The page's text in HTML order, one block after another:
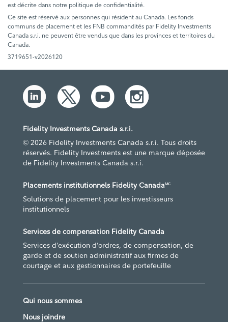
est décrite dans notre politique de confidentialité.
Ce site est réservé aux personnes qui résident au Canada. Les fonds
communs de placement et les FNB commandités par Fidelity Investments
Canada s.r.i. ne peuvent être vendus que dans les provinces et territoires du
Canada.
3719651-v2026120
Fidelity Investments Canada s.r.i.
© 2026 Fidelity Investments Canada s.r.i. Tous droits
réservés. Fidelity Investments est une marque déposée
de Fidelity Investments Canada s.r.i.
Placements institutionnels Fidelity CanadaMC
Solutions de placement pour les investisseurs
institutionnels
Services de compensation Fidelity Canada
Services d’exécution d’ordres, de compensation, de
garde et de soutien administratif aux firmes de
courtage et aux gestionnaires de portefeuille
Qui nous sommes
Nous joindre